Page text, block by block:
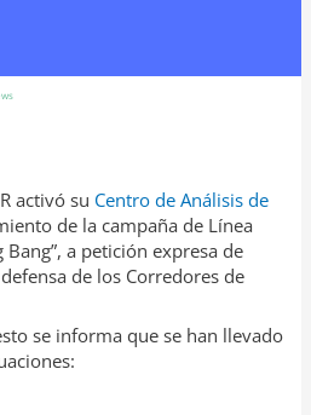
activó su Centro de Análisis de
de la campaña de Línea
Bang”, a petición expresa de
de los Corredores de
se informa que se han llevado